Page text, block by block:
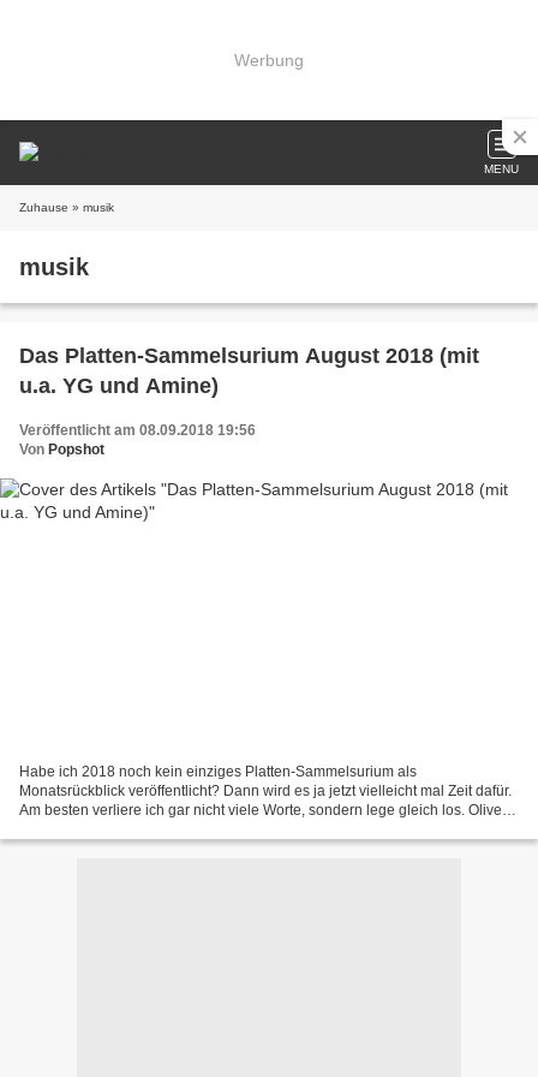
Werbung
MENU
Zuhause » musik
musik
Das Platten-Sammelsurium August 2018 (mit
u.a. YG und Amine)
Veröffentlicht am 08.09.2018 19:56
Von Popshot
Habe ich 2018 noch kein einziges Platten-Sammelsurium als
Monatsrückblick veröffentlicht? Dann wird es ja jetzt vielleicht mal Zeit dafür.
Am besten verliere ich gar nicht viele Worte, sondern lege gleich los. Oliver